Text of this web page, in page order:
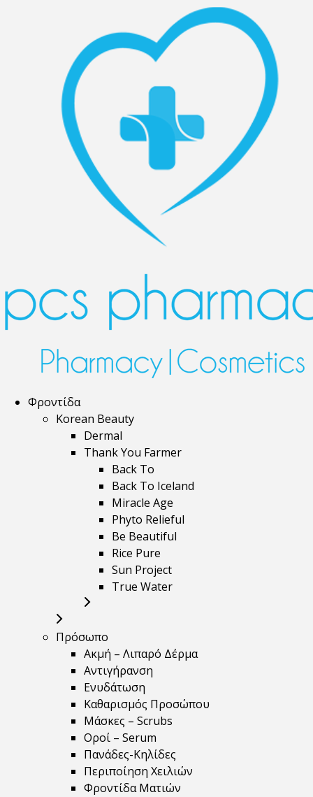
Φροντίδα
Korean Beauty
Dermal
Thank You Farmer
Back To
Back To Iceland
Miracle Age
Phyto Relieful
Be Beautiful
Rice Pure
Sun Project
True Water
Πρόσωπο
Ακμή – Λιπαρό Δέρμα
Αντιγήρανση
Ενυδάτωση
Καθαρισμός Προσώπου
Μάσκες – Scrubs
Οροί – Serum
Πανάδες-Κηλίδες
Περιποίηση Χειλιών
Φροντίδα Ματιών